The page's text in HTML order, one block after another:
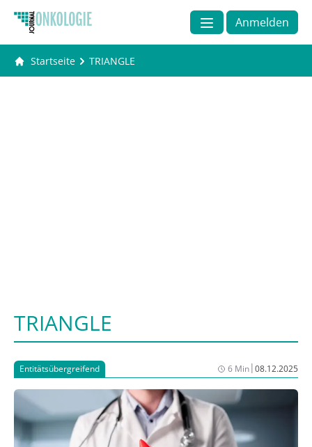
Anmelden
Startseite TRIANGLE
TRIANGLE
Entitätsübergreifend 6 Min|08.12.2025